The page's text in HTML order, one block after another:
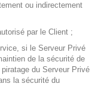
ou indirectement
par le Client ;
si le Serveur Privé
de la sécurité de
du Serveur Privé
la sécurité du